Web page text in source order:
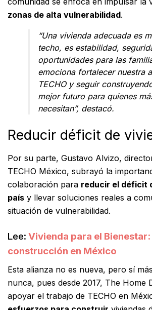
zonas de alta vulnerabilidad.
“Una vivienda adecuada es
techo, es estabilidad,
oportunidades para las
emociona fortalecer nuestra
TECHO y seguir
mejor futuro para quienes
necesitan”, destacó.
Reducir déficit de
Por su parte, Gustavo Alvizo,
TECHO México, subrayó la
colaboración para reducir el déficit
país y llevar soluciones reales a
situación de vulnerabilidad.
Lee: Vivienda para el Bienestar:
construcción en México
Esta alianza no es nueva, pero sí
nunca, pues desde 2017, The Home
apoyar el trabajo de TECHO en